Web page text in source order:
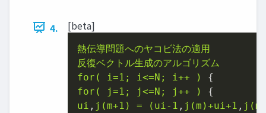
4. [beta]
熱伝導問題へのヤコビ法の適用
反復ベクトル生成のアルゴリズム
for(
i=1; i<=N; i++ )
for(
j=1; j<=N; j++ )
ui , j(m+1) = (ui-1 , j(m)+ui+1 ,